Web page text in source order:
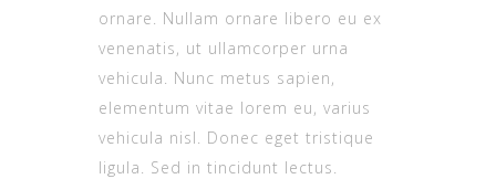
ornare. Nullam ornare libero eu ex
venenatis, ut ullamcorper urna
vehicula. Nunc metus sapien,
elementum vitae lorem eu, varius
vehicula nisl. Donec eget tristique
ligula. Sed in tincidunt lectus.